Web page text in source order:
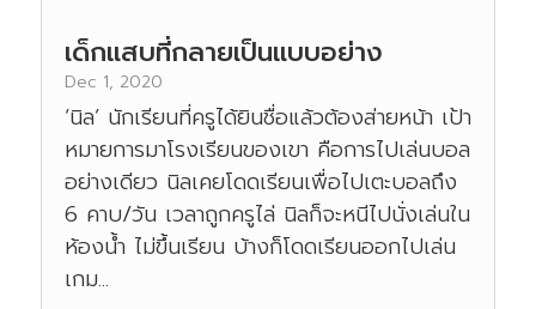
เด็กแสบที่กลายเป็นแบบอย่าง
Dec 1, 2020
‘นิล’ นักเรียนที่ครูได้ยินชื่อแล้วต้องส่ายหน้า เป้า
หมายการมาโรงเรียนของเขา คือการไปเล่นบอล
อย่างเดียว นิลเคยโดดเรียนเพื่อไปเตะบอลถึง
6 คาบ/วัน เวลาถูกครูไล่ นิลก็จะหนีไปนั่งเล่นใน
ห้องน้ำ ไม่ขึ้นเรียน บ้างก็โดดเรียนออกไปเล่น
เกม...